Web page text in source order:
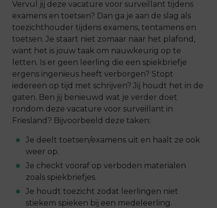
Vervul jij deze vacature voor surveillant tijdens
examens en toetsen? Dan ga je aan de slag als
toezichthouder tijdens examens, tentamens en
toetsen. Je staart niet zomaar naar het plafond,
want het is jouw taak om nauwkeurig op te
letten. Is er geen leerling die een spiekbriefje
ergens ingenieus heeft verborgen? Stopt
iedereen op tijd met schrijven? Jij houdt het in de
gaten. Ben jij benieuwd wat je verder doet
rondom deze vacature voor surveillant in
Friesland ? Bijvoorbeeld deze taken:
Je deelt toetsen/examens uit en haalt ze ook
weer op.
Je checkt vooraf op verboden materialen
zoals spiekbriefjes.
Je houdt toezicht zodat leerlingen niet
stiekem spieken bij een medeleerling.